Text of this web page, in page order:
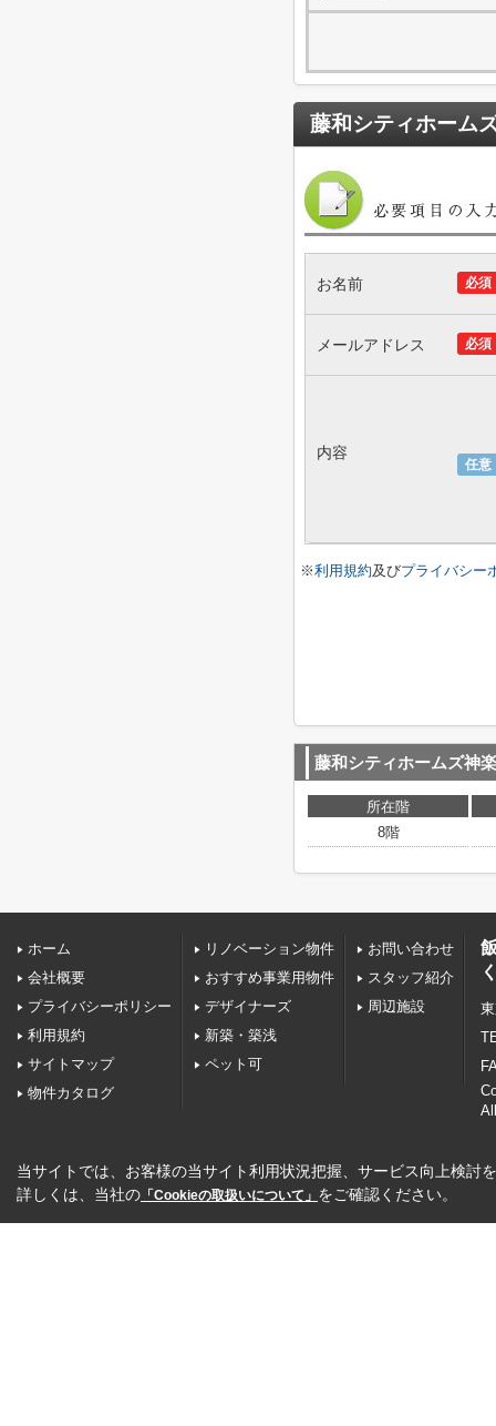
藤和シティホーム
必須
お名前
必須
メールアドレス
任意
内容
※利用規約及びプライバシー
藤和シティホームズ神
所在階
8階
ホーム
会社概要
プライバシーポリシー
利用規約
サイトマップ
物件カタログ
リノベーション物件
おすすめ事業用物件
デザイナーズ
新築・築浅
ペット可
お問い合わせ
スタッフ紹介
周辺施設
当サイトでは、お客様の当サイト利用状況把握、サービス向上検討
詳しくは、当社の 「Cookieの取扱いについて」 をご確認ください。